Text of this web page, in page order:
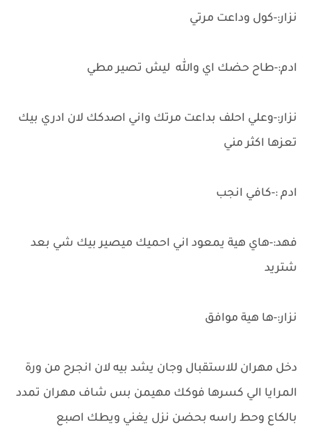
نزار:-كول وداعت مرتي
ادم:-طاح حضك اي والله ليش تصير مطي
نزار:-وعلي احلف بداعت مرتك واني اصدكك لان ادري بيك
تعزها اكثر مني
ادم :-كافي انجب
فهد:-هاي هية يمعود اني احميك ميصير بيك شي بعد
شتريد
نزار:-ها هية موافق
دخل مهران للاستقبال وجان يشد بيه لان انجرح من ورة
المرايا الي كسرها فوكك مهيمن بس شاف مهران تمدد
بالكاع وحط راسه بحضن نزل يغني ويطك اصبع